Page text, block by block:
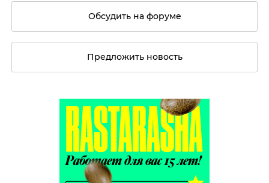
Обсудить на форуме
Предложить новость